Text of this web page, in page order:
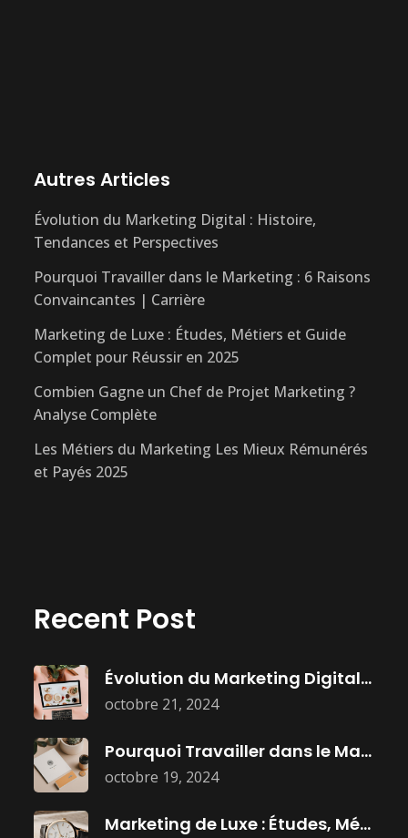
Autres Articles
Évolution du Marketing Digital : Histoire,
Tendances et Perspectives
Pourquoi Travailler dans le Marketing : 6 Raisons
Convaincantes | Carrière
Marketing de Luxe : Études, Métiers et Guide
Complet pour Réussir en 2025
Combien Gagne un Chef de Projet Marketing ?
Analyse Complète
Les Métiers du Marketing Les Mieux Rémunérés
et Payés 2025
Recent Post
octobre 21, 2024
Évolution du Marketing Digital : Histoire,
octobre 19, 2024
Pourquoi Travailler dans le Marketing :
Marketing de Luxe : Études, Métiers